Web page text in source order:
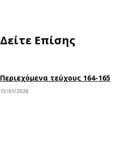
Δείτε Επίσης
Περιεχόμενα τεύχους 164-165
13/01/2026